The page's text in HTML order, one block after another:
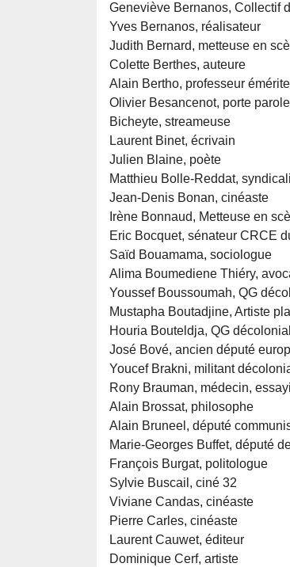
Geneviève Bernanos, Collectif
Yves Bernanos, réalisateur
Judith Bernard, metteuse en
Colette Berthes, auteure
Alain Bertho, professeur
Olivier Besancenot, porte
Bicheyte, streameuse
Laurent Binet, écrivain
Julien Blaine, poète
Matthieu Bolle-Reddat,
Jean-Denis Bonan, cinéaste
Irène Bonnaud, Metteuse en
Eric Bocquet, sénateur CRCE
Saïd Bouamama, sociologue
Alima Boumediene Thiéry,
Youssef Boussoumah, QG
Mustapha Boutadjine, Artiste
Houria Bouteldja, QG décolonial
José Bové, ancien député
Youcef Brakni, militant
Rony Brauman, médecin,
Alain Brossat, philosophe
Alain Bruneel, député
Marie-Georges Buffet, député
François Burgat, politologue
Sylvie Buscail, ciné 32
Viviane Candas, cinéaste
Pierre Carles, cinéaste
Laurent Cauwet, éditeur
Dominique Cerf, artiste